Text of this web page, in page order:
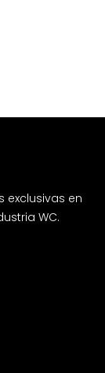
exclusivas en
WC.